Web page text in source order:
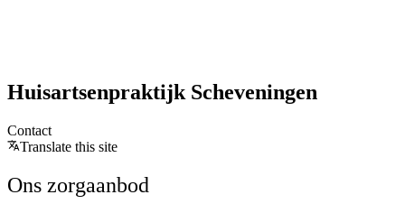
Huisartsenpraktijk Scheveningen
Contact
Translate this site
Ons zorgaanbod